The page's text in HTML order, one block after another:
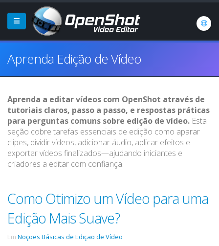
Aprenda Edição de Vídeo
Aprenda a editar vídeos com OpenShot através de
tutoriais claros, passo a passo, e respostas práticas
para perguntas comuns sobre edição de vídeo. Esta
seção cobre tarefas essenciais de edição como aparar
clipes, dividir vídeos, adicionar áudio, aplicar efeitos e
exportar vídeos finalizados—ajudando iniciantes e
criadores a editar com confiança.
Como Otimizo um Vídeo para uma
Edição Mais Suave?
Em Noções Básicas de Edição de Vídeo